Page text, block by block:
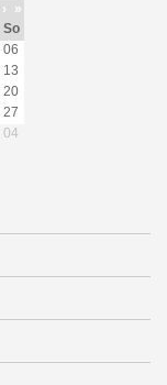
›
»
So
06
13
20
27
04